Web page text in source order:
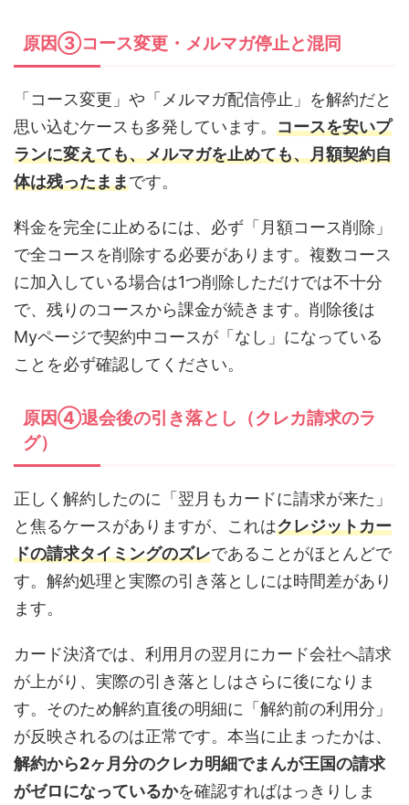
原因③コース変更・メルマガ停止と混同
「コース変更」や「メルマガ配信停止」を解約だと
思い込むケースも多発しています。 コースを安いプ
ランに変えても、メルマガを止めても、月額契約自
体は残ったままです。
料金を完全に止めるには、必ず「月額コース削除」
で全コースを削除する必要があります。複数コース
に加入している場合は1つ削除しただけでは不十分
で、残りのコースから課金が続きます。削除後は
Myページで契約中コースが「なし」になっている
ことを必ず確認してください。
原因④退会後の引き落とし（クレカ請求のラ
グ）
正しく解約したのに「翌月もカードに請求が来た」
と焦るケースがありますが、これはクレジットカー
ドの請求タイミングのズレであることがほとんどで
す。解約処理と実際の引き落としには時間差があり
ます。
カード決済では、利用月の翌月にカード会社へ請求
が上がり、実際の引き落としはさらに後になりま
す。そのため解約直後の明細に「解約前の利用分」
が反映されるのは正常です。本当に止まったかは、
解約から2ヶ月分のクレカ明細でまんが王国の請求
がゼロになっているかを確認すればはっきりしま